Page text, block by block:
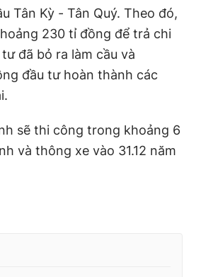
Tân Kỳ - Tân Quý. Theo đó,
230 tỉ đồng để trả chi
đã bỏ ra làm cầu và
đầu tư hoàn thành các
sẽ thi công trong khoảng 6
và thông xe vào 31.12 năm